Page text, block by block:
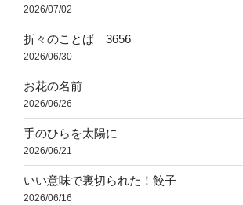
2026/07/02
折々のことば 3656
2026/06/30
お花の名前
2026/06/26
手のひらを太陽に
2026/06/21
いい意味で裏切られた！餃子
2026/06/16